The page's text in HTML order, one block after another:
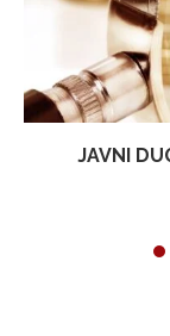
JAVNI